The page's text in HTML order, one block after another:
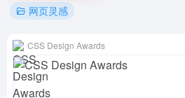
网页灵感
CSS Design Awards